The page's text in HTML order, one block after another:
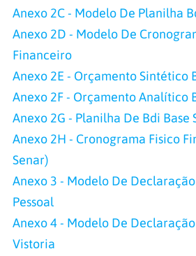
Anexo 2C - Modelo De Planilha
Anexo 2D - Modelo De
Financeiro
Anexo 2E - Orçamento Sintético
Anexo 2F - Orçamento Analítico
Anexo 2G - Planilha De Bdi Base
Anexo 2H - Cronograma Fisico
Senar)
Anexo 3 - Modelo De
Pessoal
Anexo 4 - Modelo De
Vistoria